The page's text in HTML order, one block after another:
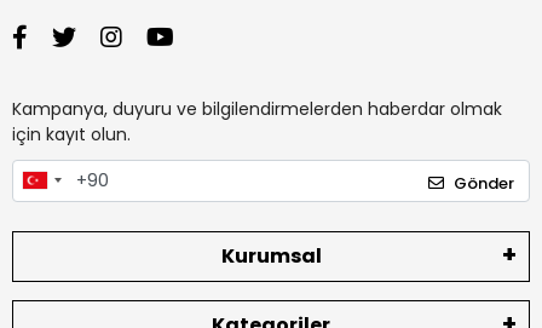
Kampanya, duyuru ve bilgilendirmelerden haberdar olmak
için kayıt olun.
Gönder
Kurumsal